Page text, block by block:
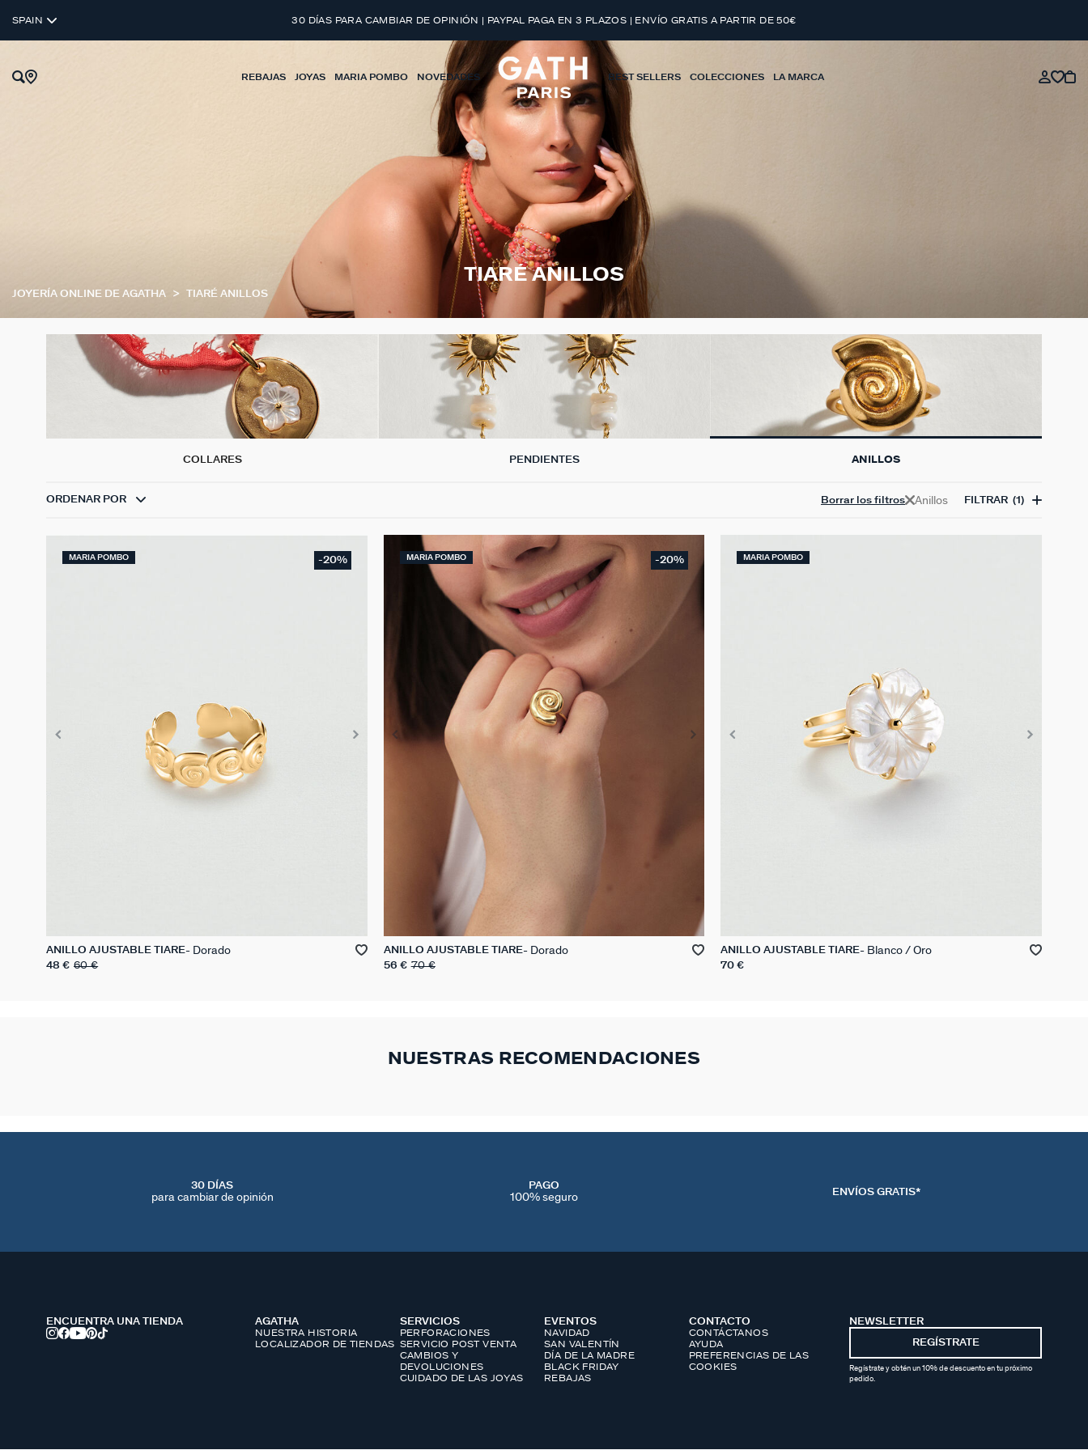
SPAIN 30 DÍAS PARA CAMBIAR DE OPINIÓN | PAYPAL PAGA EN 3 PLAZOS | ENVÍO GRATIS A PARTIR DE 50€
REBAJAS JOYAS MARIA POMBO NOVEDADES BEST SELLERS COLECCIONES LA MARCA
TIARÉ ANILLOS
COLLARES PENDIENTES ANILLOS
JOYERÍA ONLINE DE AGATHA TIARÉ ANILLOS
ORDENAR POR Anillos
Borrar los filtros FILTRAR (1)
MARIA POMBO -20%
ANILLO AJUSTABLE TIARE Dorado
48 € 60 €
MARIA POMBO -20%
ANILLO AJUSTABLE TIARE Dorado
56 € 70 €
MARIA POMBO
ANILLO AJUSTABLE TIARE Blanco / Oro
70 €
NUESTRAS RECOMENDACIONES
30 DÍAS
para cambiar de opinión
PAGO
100% seguro ENVÍOS GRATIS*
NEWSLETTER
REGÍSTRATE
Regístrate y obtén un 10% de descuento en tu próximo
pedido.
AGATHA
NUESTRA HISTORIA
LOCALIZADOR DE TIENDAS
SERVICIOS
PERFORACIONES
SERVICIO POST VENTA
CAMBIOS Y
DEVOLUCIONES
CUIDADO DE LAS JOYAS
EVENTOS
NAVIDAD
SAN VALENTÍN
DÍA DE LA MADRE
BLACK FRIDAY
REBAJAS
CONTACTO
CONTÁCTANOS
AYUDA
PREFERENCIAS DE LAS
COOKIES
ENCUENTRA UNA TIENDA